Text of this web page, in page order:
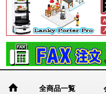
全商品一覧